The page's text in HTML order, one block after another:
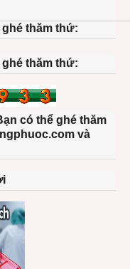
thăm thứ:
thăm thứ:
có thể ghé thăm
và